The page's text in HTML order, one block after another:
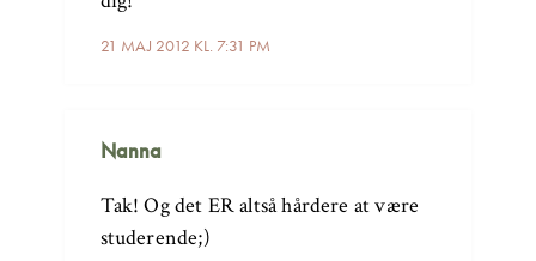
21 MAJ 2012 KL. 7:31 PM
Nanna
Tak! Og det ER altså hårdere at være
studerende;)